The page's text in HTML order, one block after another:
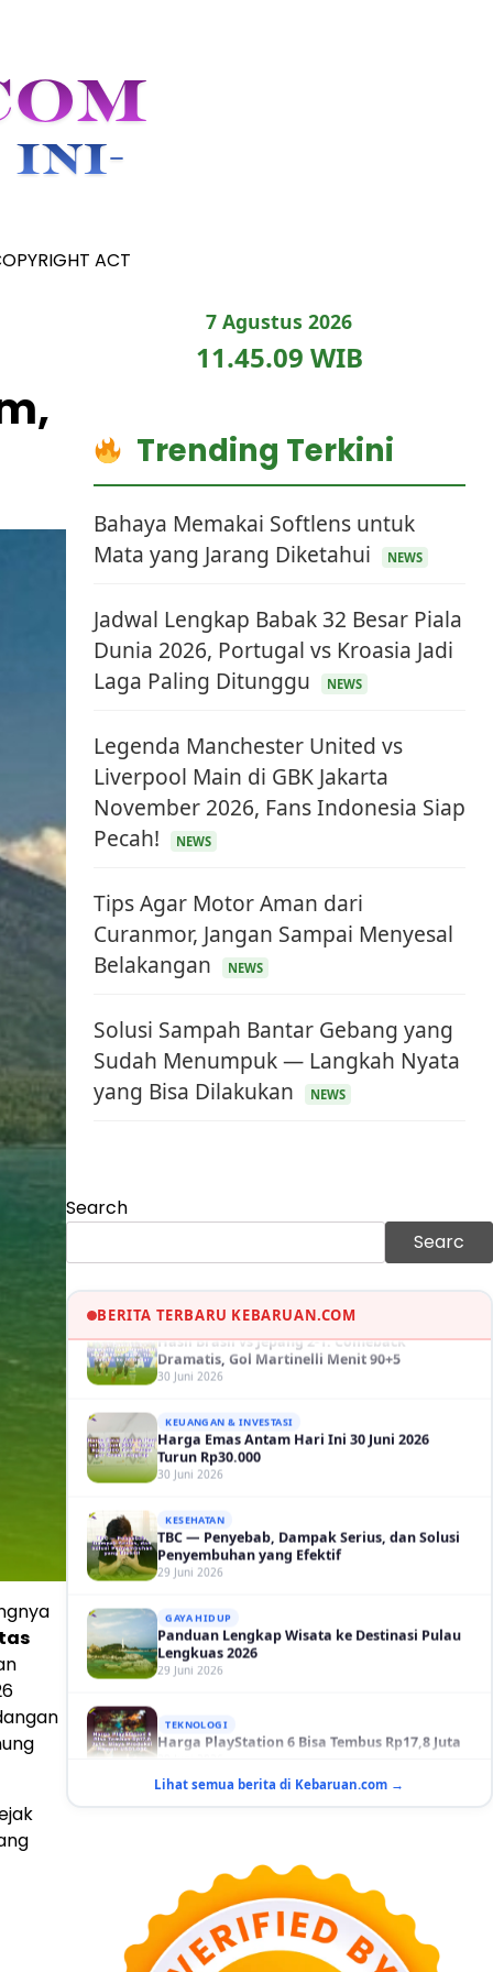
ACT
7 Agustus 2026
11.45.11 WIB
Trending Terkini
Bahaya Memakai Softlens untuk
Mata yang Jarang Diketahui
NEWS
Jadwal Lengkap Babak 32 Besar Piala
Dunia 2026, Portugal vs Kroasia Jadi
Laga Paling Ditunggu
NEWS
Legenda Manchester United vs
Liverpool Main di GBK Jakarta
November 2026, Fans Indonesia Siap
Pecah!
NEWS
Tips Agar Motor Aman dari
Curanmor, Jangan Sampai Menyesal
Belakangan
NEWS
Solusi Sampah Bantar Gebang yang
Sudah Menumpuk — Langkah Nyata
yang Bisa Dilakukan
NEWS
Search
Searc
BERITA TERBARU KEBARUAN.COM
KEUANGAN & INVESTASI
Harga Minyak Dunia Hari Ini Naik, WTI dan
Brent Sama-sama Menguat
Tersembunyi
30 Juni 2026
OLAH RAGA
30 Juni 2026
KEUANGAN & INVESTASI
Harga Emas Antam Hari Ini 30 Juni 2026
30 Juni 2026
KESEHATAN
TBC — Penyebab, Dampak Serius, dan Solusi
29 Juni 2026
GAYA HIDUP
Panduan Lengkap Wisata ke Destinasi Pulau
29 Juni 2026
TEKNOLOGI
Terduga
Bahaya Memakai Softlens untuk Mata yang
Jarang Diketahui
29 Juni 2026
NASIONAL
Lihat semua berita di Kebaruan.com →